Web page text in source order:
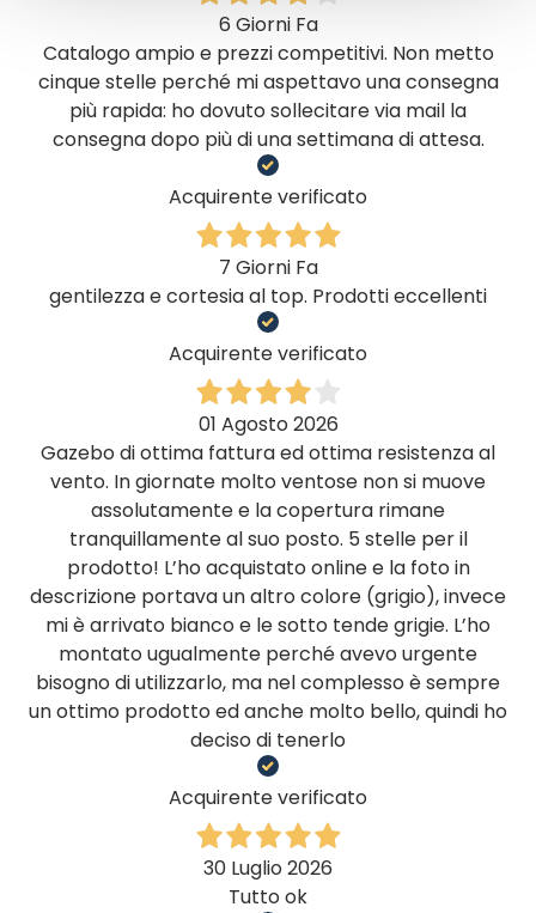
6 Giorni Fa
Catalogo ampio e prezzi competitivi. Non metto
cinque stelle perché mi aspettavo una consegna
più rapida: ho dovuto sollecitare via mail la
consegna dopo più di una settimana di attesa.
Acquirente verificato
7 Giorni Fa
gentilezza e cortesia al top. Prodotti eccellenti
Acquirente verificato
01 Agosto 2026
Gazebo di ottima fattura ed ottima resistenza al
vento. In giornate molto ventose non si muove
assolutamente e la copertura rimane
tranquillamente al suo posto. 5 stelle per il
prodotto! L’ho acquistato online e la foto in
descrizione portava un altro colore (grigio), invece
mi è arrivato bianco e le sotto tende grigie. L’ho
montato ugualmente perché avevo urgente
bisogno di utilizzarlo, ma nel complesso è sempre
un ottimo prodotto ed anche molto bello, quindi ho
deciso di tenerlo
Acquirente verificato
30 Luglio 2026
Tutto ok